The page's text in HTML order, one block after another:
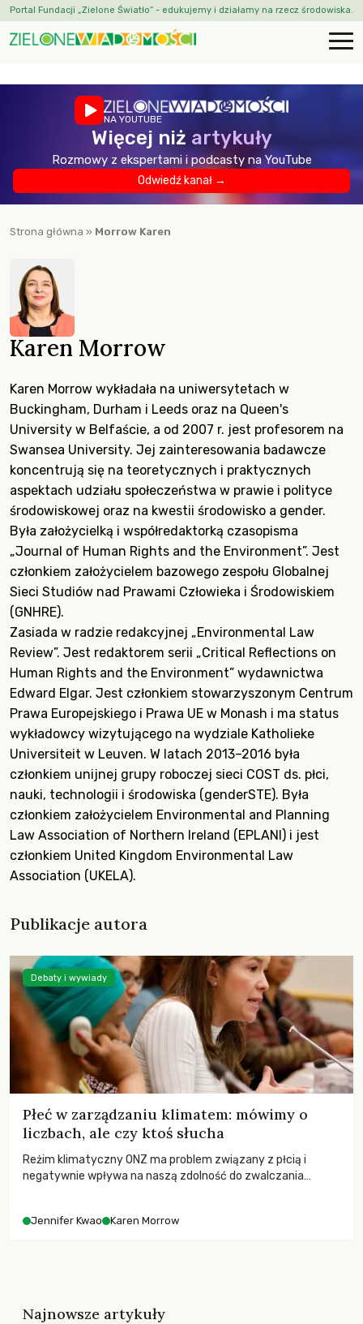
Portal Fundacji „Zielone Światło” - edukujemy i działamy na rzecz środowiska.
NA YOUTUBE
Więcej niż artykuły
Rozmowy z ekspertami i podcasty na YouTube
Odwiedź kanał →
Strona główna » Morrow Karen
Karen Morrow
Karen Morrow wykładała na uniwersytetach w
Buckingham, Durham i Leeds oraz na Queen's
University w Belfaście, a od 2007 r. jest profesorem na
Swansea University. Jej zainteresowania badawcze
koncentrują się na teoretycznych i praktycznych
aspektach udziału społeczeństwa w prawie i polityce
środowiskowej oraz na kwestii środowisko a gender.
Była założycielką i współredaktorką czasopisma
„Journal of Human Rights and the Environment”. Jest
członkiem założycielem bazowego zespołu Globalnej
Sieci Studiów nad Prawami Człowieka i Środowiskiem
(GNHRE).
Zasiada w radzie redakcyjnej „Environmental Law
Review”. Jest redaktorem serii „Critical Reflections on
Human Rights and the Environment” wydawnictwa
Edward Elgar. Jest członkiem stowarzyszonym Centrum
Prawa Europejskiego i Prawa UE w Monash i ma status
wykładowcy wizytującego na wydziale Katholieke
Universiteit w Leuven. W latach 2013–2016 była
członkiem unijnej grupy roboczej sieci COST ds. płci,
nauki, technologii i środowiska (genderSTE). Była
członkiem założycielem Environmental and Planning
Law Association of Northern Ireland (EPLANI) i jest
członkiem United Kingdom Environmental Law
Association (UKELA).
Publikacje autora
Płeć w zarządzaniu klimatem: mówimy o
liczbach, ale czy ktoś słucha
Reżim klimatyczny ONZ ma problem związany z płcią i
negatywnie wpływa na naszą zdolność do zwalczania
Jennifer Kwao Karen Morrow
Debaty i wywiady
Najnowsze artykuły